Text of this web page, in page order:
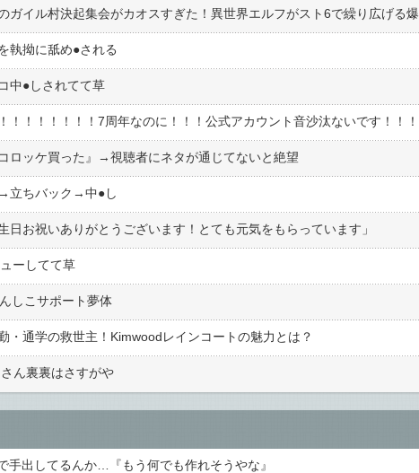
執拗に舐め●︎される
中●︎しされてて草
ロッケ買った』→視聴者にネタが通じてないと絶望
立ちバック→中●︎し
日お祝いありがとうございます！とても元気をもらっています」
ーしてて草
しこサポート夢体
・通学の救世主！Kimwoodレインコートの魅力とは？
ん裏裏はさすがや
手出してるんか…『もう何でも作れそうやな』